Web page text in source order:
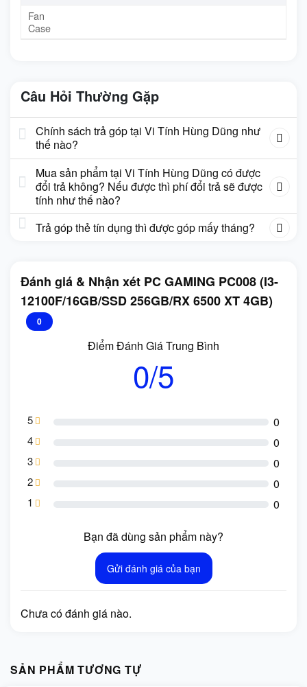
Fan
Case
Câu Hỏi Thường Gặp
Chính sách trả góp tại Vi Tính Hùng Dũng như
thế nào?
Mua sản phẩm tại Vi Tính Hùng Dũng có được
đổi trả không? Nếu được thì phí đổi trả sẽ được
tính như thế nào?
Trả góp thẻ tín dụng thì được góp mấy tháng?
Đánh giá & Nhận xét PC GAMING PC008 (I3-
12100F/16GB/SSD 256GB/RX 6500 XT 4GB)
0
Điểm Đánh Giá Trung Bình
0/5
5 0
4 0
3 0
2 0
1 0
Bạn đã dùng sản phẩm này?
Gửi đánh giá của bạn
Chưa có đánh giá nào.
SẢN PHẨM TƯƠNG TỰ